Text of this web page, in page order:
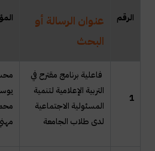
الرقم
عنوان الرسالة أو
البحث
1
فاعلية برنامج مقترح في
التربية الإعلامية لتنمية
المسئولية الاجتماعية
لدى طلاب الجامعة